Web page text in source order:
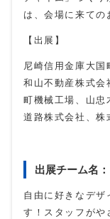
は、会場に来ての
【出展】
尼崎信用金庫大国
和山不動産株式会
町機械工場、山忠
道路株式会社、
出展チーム名
自由に好きなデザ
す！スタッフがや